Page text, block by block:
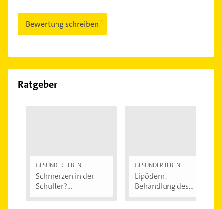
Bewertung schreiben
Ratgeber
GESÜNDER LEBEN
Schmerzen in der
Schulter?
GESÜNDER LEBEN
Lipödem:
Behandlung des